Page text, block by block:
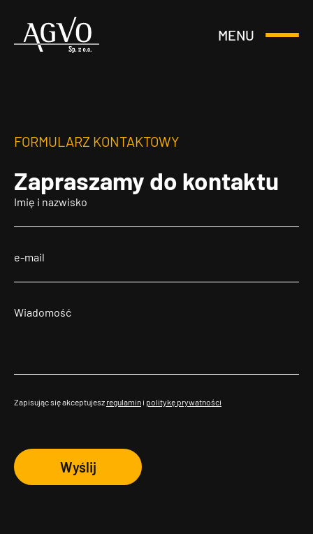
Header
MENU
Otwórz
FORMULARZ KONTAKTOWY
Zapraszamy do kontaktu
Zapisując się akceptujesz regulamin i politykę prywatności
Wyślij